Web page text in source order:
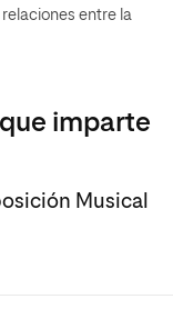
entre la
imparte
Musical